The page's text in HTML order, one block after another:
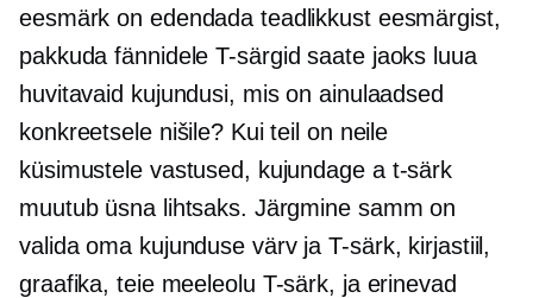
eesmärk on edendada teadlikkust eesmärgist,
pakkuda fännideleT-särgid saate jaoks luua
huvitavaid kujundusi, mis on ainulaadsed
konkreetsele nišile? Kui teil on neile
küsimustele vastused, kujundage a t-särk
muutub üsna lihtsaks. Järgmine samm on
valida oma kujunduse värv jaT-särk, kirjastiil,
graafika, teie meeleolu T-särk, ja erinevad